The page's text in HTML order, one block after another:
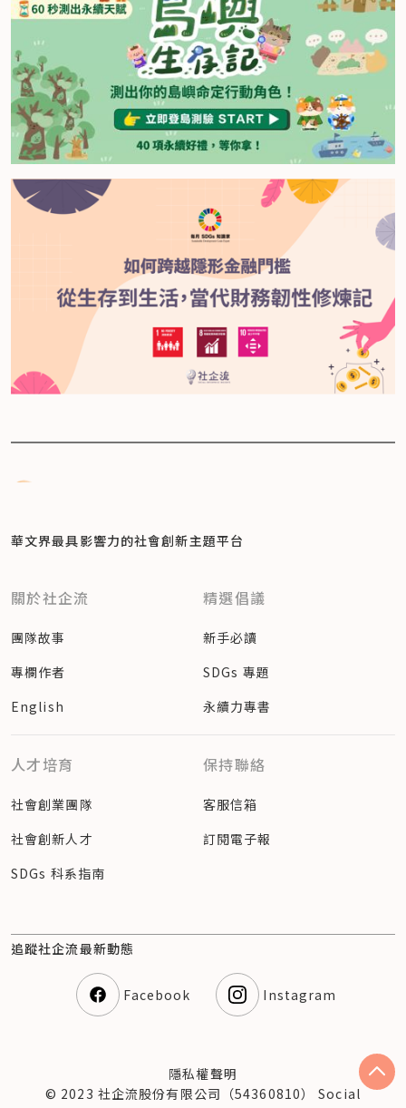
華文界最具影響力的社會創新主題平台
關於社企流
團隊故事
專欄作者
English
精選倡議
新手必讀
SDGs 專題
永續力專書
人才培育
社會創業團隊
社會創新人才
SDGs 科系指南
保持聯絡
客服信箱
訂閱電子報
追蹤社企流最新動態
Facebook Instagram
隱私權聲明
© 2023 社企流股份有限公司（54360810） Social